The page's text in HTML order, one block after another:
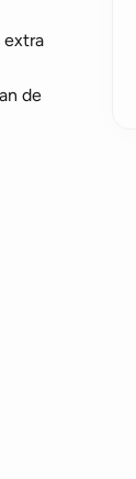
extra
de